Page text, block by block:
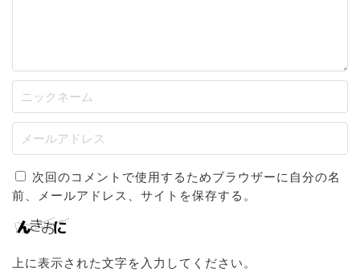
次回のコメントで使用するためブラウザーに自分の名
前、メールアドレス、サイトを保存する。
上に表示された文字を入力してください。